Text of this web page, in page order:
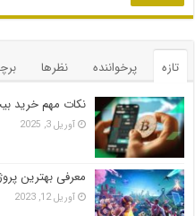
تازه پرخواننده نظرها
نکات مهم خرید
آوریل 3, 2025
معرفی بهترین
آوریل 12, 2023